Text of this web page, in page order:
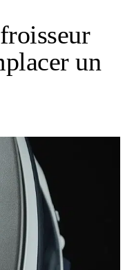
un